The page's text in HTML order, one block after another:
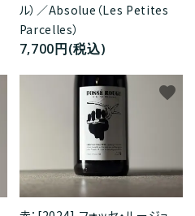
ル）／Absolue（Les Petites
Parcelles）
7,700円(税込)
favorite